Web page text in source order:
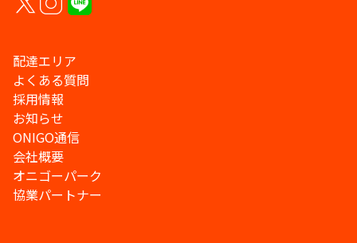
配達エリア
よくある質問
採用情報
お知らせ
ONIGO通信
会社概要
オニゴーパーク
協業パートナー